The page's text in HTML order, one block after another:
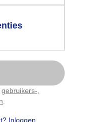
gebruikers-
Inloggen
aub...
pop-up uit
deze pop-up